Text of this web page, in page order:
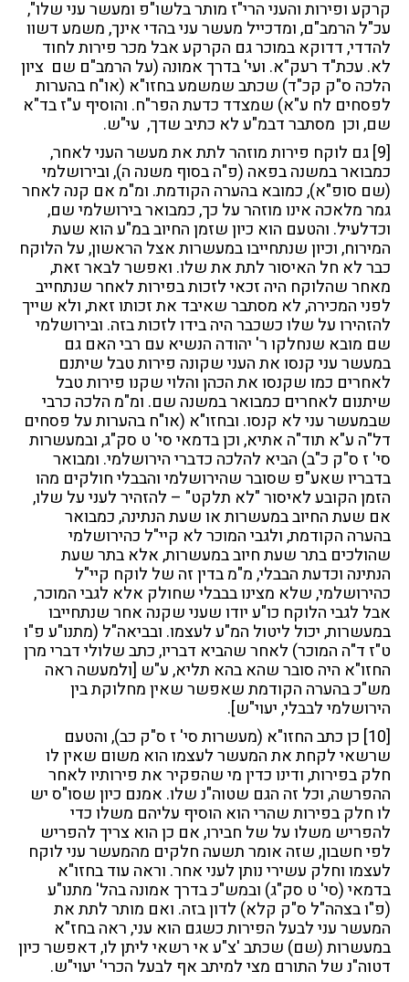
קרקע ופירות והעני הרי"ז מותר בלשו"פ ומעשר עני שלו",
עכ"ל הרמב"ם, ומדכייל מעשר עני בהדי אינך, משמע דשוו
להדדי, דדוקא במוכר גם הקרקע אבל מכר פירות לחוד
לא. עכת"ד רעק"א. ועי' בדרך אמונה (על הרמב"ם שם ציון
הלכה ס"ק קכ"ד) שכתב שמשמע בחזו"א (או"ח בהערות
לפסחים לח ע"א) שמצדד כדעת הפר"ח. והוסיף ע"ז בד"א
שם, וכן מסתבר דבמ"ע לא כתיב שדך, עי"ש.
[9]
גם לוקח פירות מוזהר לתת את מעשר העני לאחר,
כמבואר במשנה בפאה (פ"ה בסוף משנה ה), ובירושלמי
(שם סופ"א), כמובא בהערה הקודמת. ומ"מ אם קנה לאחר
גמר מלאכה אינו מוזהר על כך, כמבואר בירושלמי שם,
וכדלעיל. והטעם הוא כיון שזמן החיוב במ"ע הוא שעת
המירוח, וכיון שנתחייבו במעשרות אצל הראשון, על הלוקח
כבר לא חל האיסור לתת את שלו. ואפשר לבאר זאת,
מאחר שהלוקח היה זכאי לזכות בפירות לאחר שנתחייב
לפני המכירה, לא מסתבר שאיבד את זכותו זאת, ולא שייך
להזהירו על שלו כשכבר היה בידו לזכות בזה. ובירושלמי
שם מובא שנחלקו ר' יהודה הנשיא עם רבי האם גם
במעשר עני קנסו את העני שקונה פירות טבל שיתנם
לאחרים כמו שקנסו את הכהן והלוי שקנו פירות טבל
שיתנום לאחרים כמבואר במשנה שם. ומ"מ הלכה כרבי
שבמעשר עני לא קנסו. ובחזו"א (או"ח בהערות על פסחים
דל"ה ע"א תוד"ה אתיא, וכן בדמאי סי' ט סק"ג, ובמעשרות
סי' ז ס"ק כ"ב) הביא להלכה כדברי הירושלמי. ומבואר
בדבריו שאע"פ שסובר שהירושלמי והבבלי חולקים מהו
הזמן הקובע לאיסור "לא תלקט" – להזהיר לעני על שלו,
אם שעת החיוב במעשרות או שעת הנתינה, כמבואר
בהערה הקודמת, ולגבי המוכר לא קיי"ל כהירושלמי
שהולכים בתר שעת חיוב במעשרות, אלא בתר שעת
הנתינה וכדעת הבבלי, מ"מ בדין זה של לוקח קיי"ל
כהירושלמי, שלא מצינו בבבלי שחולק אלא לגבי המוכר,
אבל לגבי הלוקח כו"ע יודו שעני שקנה אחר שנתחייבו
במעשרות, יכול ליטול המ"ע לעצמו. ובביאה"ל (מתנו"ע פ"ו
ט"ז ד"ה המוכר) לאחר שהביא דבריו, כתב שלולי דברי מרן
החזו"א היה סובר שהא בהא תליא, ע"ש [ולמעשה ראה
מש"כ בהערה הקודמת שאפשר שאין מחלוקת בין
הירושלמי לבבלי, יעוי"ש].
[10]
כן כתב החזו"א (מעשרות סי' ז ס"ק כב), והטעם
שרשאי לקחת את המעשר לעצמו הוא משום שאין לו
חלק בפירות, ודינו כדין מי שהפקיר את פירותיו לאחר
ההפרשה, וכל זה הגם שטוה"נ שלו. אמנם כיון שסו"ס יש
לו חלק בפירות שהרי הוא הוסיף עליהם משלו כדי
להפריש משלו על של חבירו, אם כן הוא צריך להפריש
לפי חשבון, שזה אומר תשעה חלקים מהמעשר עני לוקח
לעצמו וחלק עשירי נותן לעני אחר. וראה עוד בחזו"א
בדמאי (סי' ט סק"ג) ובמש"כ בדרך אמונה בהל' מתנו"ע
(פ"ו בצהה"ל ס"ק קלא) לדון בזה. ואם מותר לתת את
המעשר עני לבעל הפירות כשגם הוא עני, ראה בחז"א
במעשרות (שם) שכתב 'צ"ע אי רשאי ליתן לו, דאפשר כיון
דטוה"נ של התורם מצי למיתב אף לבעל הכרי' יעוי"ש.